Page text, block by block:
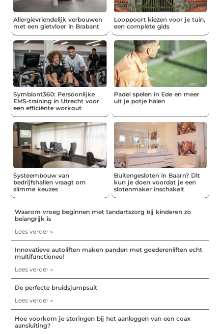
Allergievriendelijk verbouwen
met een gietvloer in Brabant
Looppoort kiezen voor je tuin,
een complete gids
Symbiont360: Persoonlijke
EMS-training in Utrecht voor
een efficiënte workout
Padel spelen in Ede en meer
uit je potje halen
Systeembouw van
bedrijfshallen vraagt om
slimme keuzes
Buitengesloten in Baarn? Dit
kun je doen voordat je een
slotenmaker inschakelt
Waarom vroeg beginnen met tandartszorg bij kinderen zo
belangrijk is
Lees verder »
Innovatieve autoliften maken panden met goederenliften echt
multifunctioneel
Lees verder »
De perfecte bruidsjumpsuit
Lees verder »
Hoe voorkom je storingen bij het aanleggen van een coax
aansluiting?